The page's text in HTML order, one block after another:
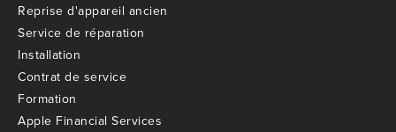
Reprise d'appareil ancien
Service de réparation
Installation
Contrat de service
Formation
Apple Financial Services